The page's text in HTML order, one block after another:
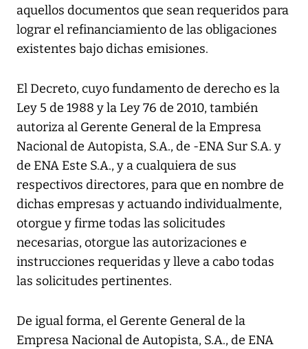
aquellos documentos que sean requeridos para
lograr el refinanciamiento de las obligaciones
existentes bajo dichas emisiones.
El Decreto, cuyo fundamento de derecho es la
Ley 5 de 1988 y la Ley 76 de 2010, también
autoriza al Gerente General de la Empresa
Nacional de Autopista, S.A., de -ENA Sur S.A. y
de ENA Este S.A., y a cualquiera de sus
respectivos directores, para que en nombre de
dichas empresas y actuando individualmente,
otorgue y firme todas las solicitudes
necesarias, otorgue las autorizaciones e
instrucciones requeridas y lleve a cabo todas
las solicitudes pertinentes.
De igual forma, el Gerente General de la
Empresa Nacional de Autopista, S.A., de ENA